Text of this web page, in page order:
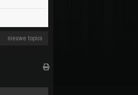
nieuwe topics